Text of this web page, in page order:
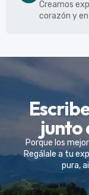
Creamos
corazón y
junto
Porque los
Regálale a tu
pura,